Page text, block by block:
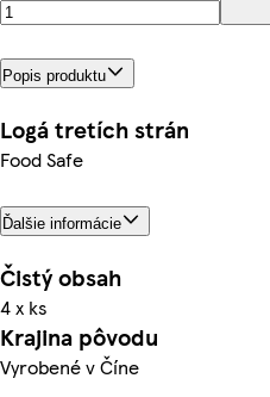
Popis produktu
Logá tretích strán
Food Safe
Ďalšie informácie
Čistý obsah
4 x ks
Krajina pôvodu
Vyrobené v Číne